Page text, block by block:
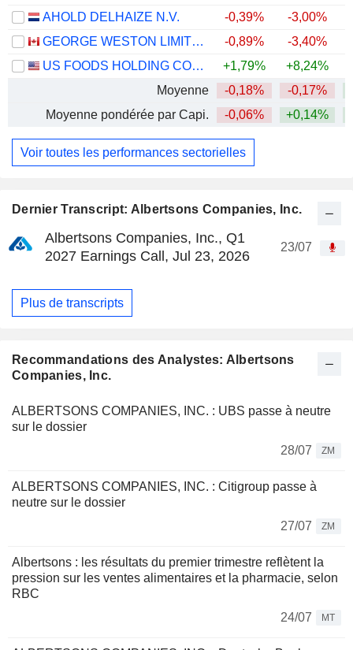
Dernier Transcript: Albertsons Companies, Inc.
Albertsons Companies, Inc., Q1
2027 Earnings Call, Jul 23, 2026
23/07
Plus de transcripts
Recommandations des Analystes: Albertsons
Companies, Inc.
ALBERTSONS COMPANIES, INC. : UBS passe à neutre
sur le dossier
28/07
ZM
ALBERTSONS COMPANIES, INC. : Citigroup passe à
neutre sur le dossier
27/07
ZM
Albertsons : les résultats du premier trimestre reflètent la
pression sur les ventes alimentaires et la pharmacie, selon
RBC
24/07
MT
AHOLD DELHAIZE N.V.
-0,39% -3,00%
GEORGE WESTON LIMITED
-0,89% -3,40%
US FOODS HOLDING CORP.
+1,79% +8,24%
Moyenne
-0,18% -0,17%
Moyenne pondérée par Capi.
-0,06% +0,14%
Voir toutes les performances sectorielles